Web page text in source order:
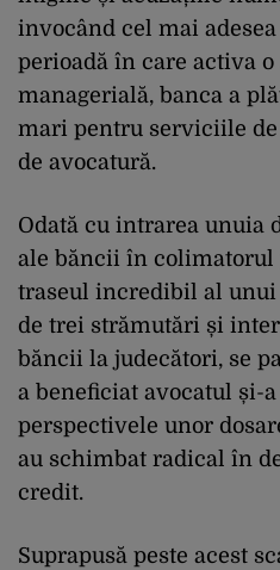
invocând cel mai
perioadă în care activa o
managerială, banca a
mari pentru serviciile de
de avocatură.
Odată cu intrarea unuia
ale băncii în colimatorul
traseul incredibil al
de trei strămutări și
băncii la judecători, se
a beneficiat avocatul și-
perspectivele unor
au schimbat radical în
credit.
Suprapusă peste acest